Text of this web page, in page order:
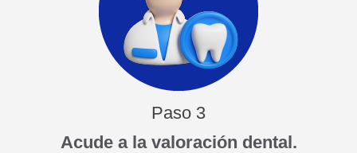
Paso 3
Acude a la valoración dental.